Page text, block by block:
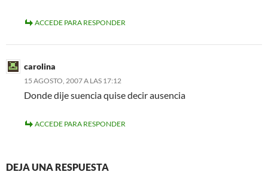
ACCEDE PARA RESPONDER
carolina
15 AGOSTO, 2007 A LAS 17:12
Donde dije suencia quise decir ausencia
ACCEDE PARA RESPONDER
DEJA UNA RESPUESTA